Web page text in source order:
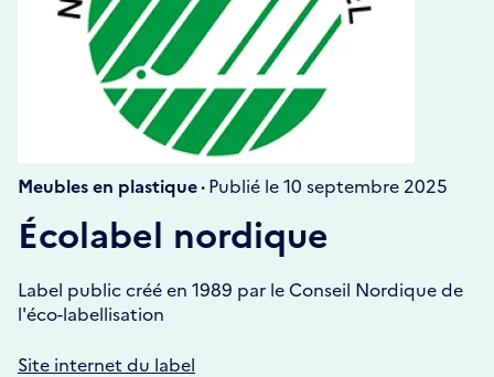
Meubles en plastique ·Publié le 10 septembre 2025
Écolabel nordique
Label public créé en 1989 par le Conseil Nordique de
l'éco-labellisation
Site internet du label